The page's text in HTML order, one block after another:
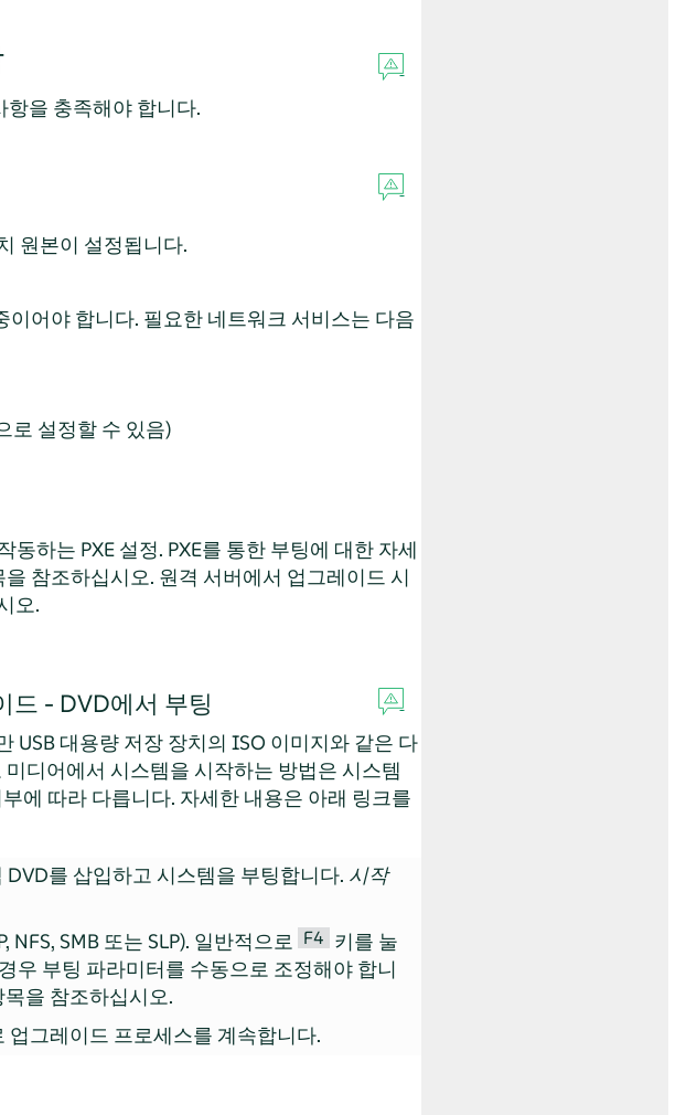
을 충족해야 합니다.
원본이 설정됩니다.
어야 합니다. 필요한 네트워크 서비스는 다음
로 설정할 수 있음)
동하는 PXE 설정. PXE를 통한 부팅에 대한 자세
참조하십시오. 원격 서버에서 업그레이드 시
오.
드 - DVD에서 부팅
USB 대용량 저장 장치의 ISO 이미지와 같은 다
디어에서 시스템을 시작하는 방법은 시스템
에 따라 다릅니다. 자세한 내용은 아래 링크를
DVD를 삽입하고 시스템을 부팅합니다. 시작
SMB 또는 SLP). 일반적으로
F4 키를 눌
우 부팅 파라미터를 수동으로 조정해야 합니
을 참조하십시오.
업그레이드 프로세스를 계속합니다.